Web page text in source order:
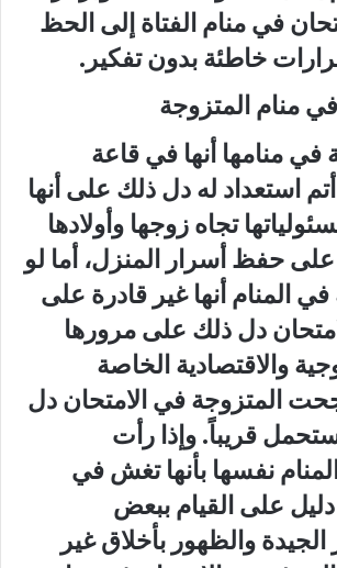
في منام الفتاة إلى الحظ
خاطئة بدون تفكير.
منام المتزوجة
في منامها أنها في قاعة
استعداد له دل ذلك على أنها
تجاه زوجها وأولادها
على حفظ أسرار المنزل، أما لو
المنام أنها غير قادرة على
دل ذلك على مرورها
والاقتصادية الخاصة
المتزوجة في الامتحان دل
قريباً. وإذا رأت
نفسها بأنها تغش في
دليل على القيام ببعض
والظهور بأخلاق غير